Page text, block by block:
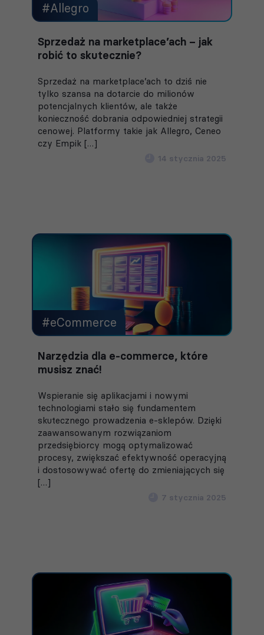
#Allegro
Sprzedaż na marketplace’ach – jak
robić to skutecznie?
Sprzedaż na marketplace’ach to dziś nie
tylko szansa na dotarcie do milionów
potencjalnych klientów, ale także
konieczność dobrania odpowiedniej strategii
cenowej. Platformy takie jak Allegro, Ceneo
czy Empik […]
14 stycznia 2025
#eCommerce
Narzędzia dla e-commerce, które
musisz znać!
Wspieranie się aplikacjami i nowymi
technologiami stało się fundamentem
skutecznego prowadzenia e-sklepów. Dzięki
zaawansowanym rozwiązaniom
przedsiębiorcy mogą optymalizować
procesy, zwiększać efektywność operacyjną
i dostosowywać ofertę do zmieniających się
[…]
7 stycznia 2025